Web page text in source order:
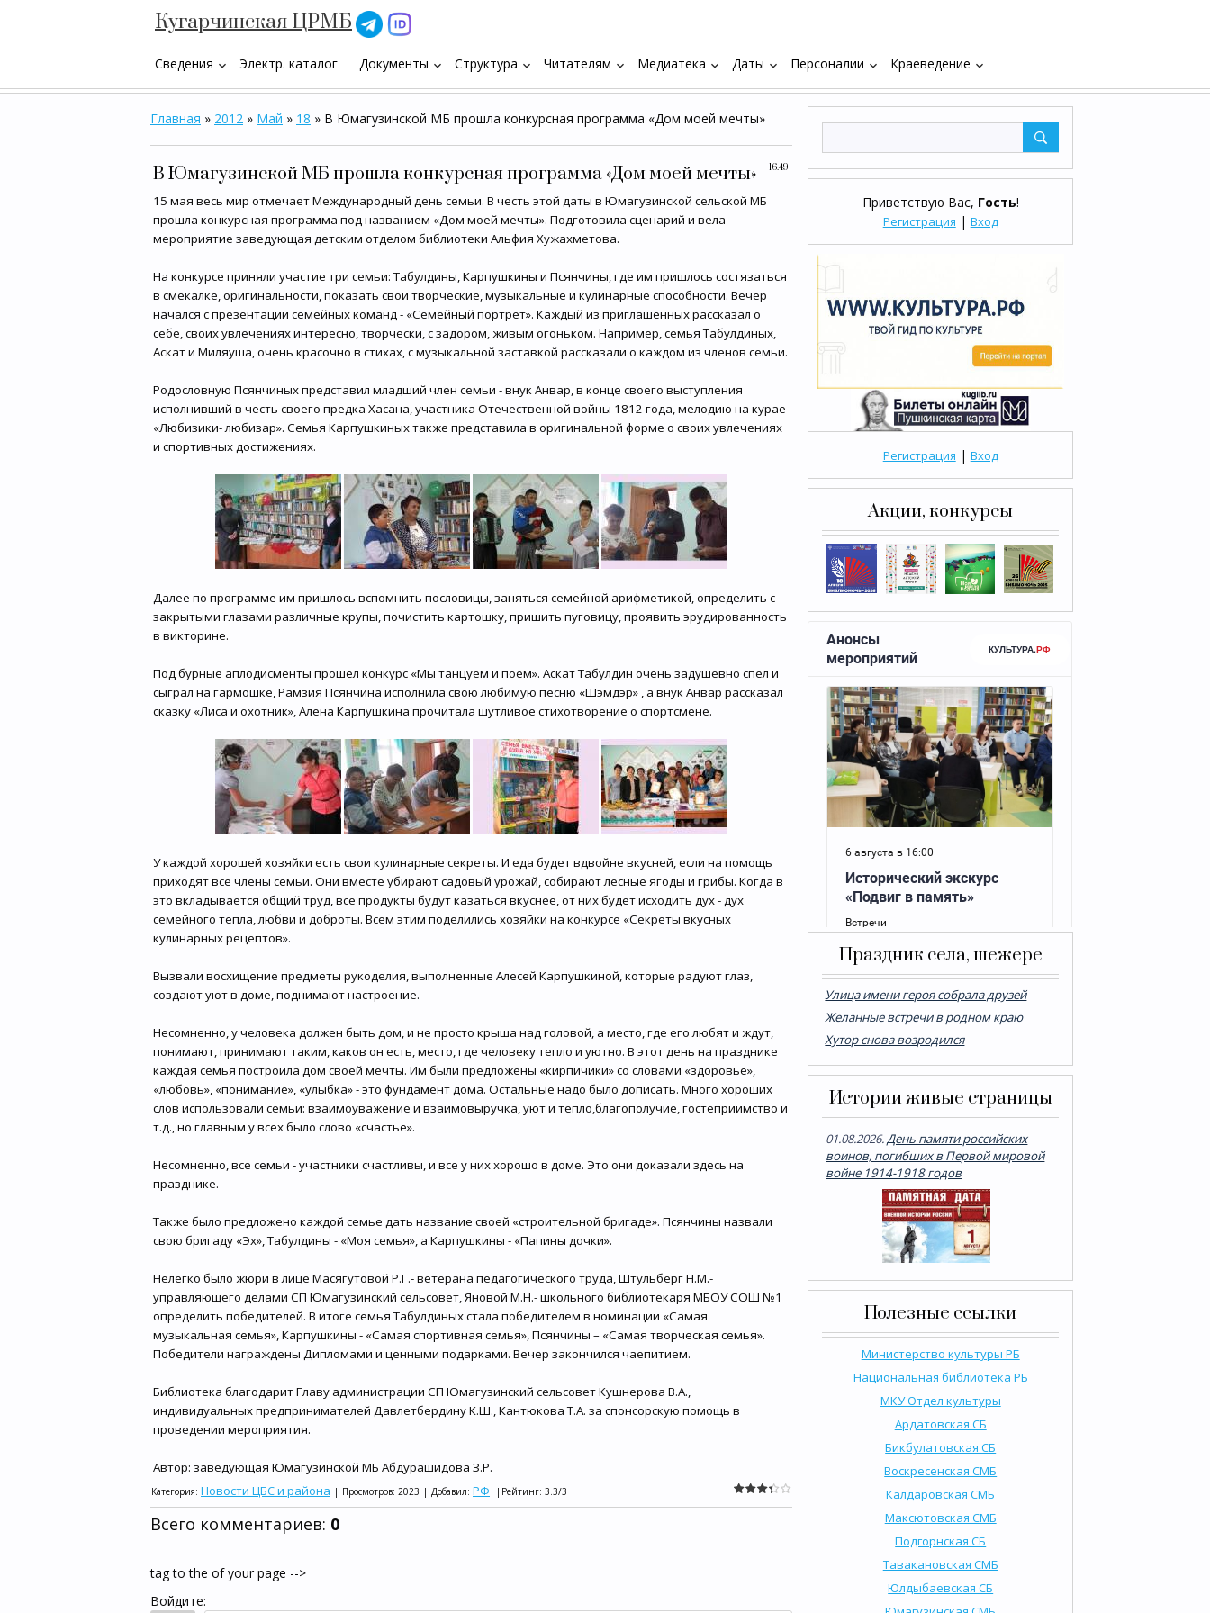
Кугарчинская ЦРМБ
Сведения keyboard_arrow_down Электр. каталог Документы keyboard_arrow_down Структура keyboard_arrow_down Читателям keyboard_arrow_down Медиатека keyboard_arrow_down Даты keyboard_arrow_down Персоналии keyboard_arrow_down Краеведение keyboard_arrow_down
Приветствую Вас, Гость!
Регистрация | Вход
Регистрация | Вход
Акции, конкурсы
Праздник села, шежере
Улица имени героя собрала друзей
Желанные встречи в родном краю
Хутор снова возродился
Истории живые страницы
01.08.2026.День памяти российских
воинов, погибших в Первой мировой
войне 1914-1918 годов
Полезные ссылки
Министерство культуры РБ
Национальная библиотека РБ
МКУ Отдел культуры
Ардатовская СБ
Бикбулатовская СБ
Воскресенская СМБ
Калдаровская СМБ
Максютовская СМБ
Подгорнская СБ
Тавакановская СМБ
Юлдыбаевская СБ
Главная » 2012 » Май » 18 » В Юмагузинской МБ прошла конкурсная программа «Дом моей мечты»
16:49
В Юмагузинской МБ прошла конкурсная программа «Дом моей мечты»
15 мая весь мир отмечает Международный день семьи. В честь этой даты в Юмагузинской сельской МБ
прошла конкурсная программа под названием «Дом моей мечты». Подготовила сценарий и вела
мероприятие заведующая детским отделом библиотеки Альфия Хужахметова.
На конкурсе приняли участие три семьи: Табулдины, Карпушкины и Псянчины, где им пришлось состязаться
в смекалке, оригинальности, показать свои творческие, музыкальные и кулинарные способности. Вечер
начался с презентации семейных команд - «Семейный портрет». Каждый из приглашенных рассказал о
себе, своих увлечениях интересно, творчески, с задором, живым огоньком. Например, семья Табулдиных,
Аскат и Миляуша, очень красочно в стихах, с музыкальной заставкой рассказали о каждом из членов семьи.
Родословную Псянчиных представил младший член семьи - внук Анвар, в конце своего выступления
исполнивший в честь своего предка Хасана, участника Отечественной войны 1812 года, мелодию на курае
«Любизики- любизар». Семья Карпушкиных также представила в оригинальной форме о своих увлечениях
и спортивных достижениях.
Далее по программе им пришлось вспомнить пословицы, заняться семейной арифметикой, определить с
закрытыми глазами различные крупы, почистить картошку, пришить пуговицу, проявить эрудированность
в викторине.
Под бурные аплодисменты прошел конкурс «Мы танцуем и поем». Аскат Табулдин очень задушевно спел и
сыграл на гармошке, Рамзия Псянчина исполнила свою любимую песню «Шэмдэр» , а внук Анвар рассказал
сказку «Лиса и охотник», Алена Карпушкина прочитала шутливое стихотворение о спортсмене.
У каждой хорошей хозяйки есть свои кулинарные секреты. И еда будет вдвойне вкусней, если на помощь
приходят все члены семьи. Они вместе убирают садовый урожай, собирают лесные ягоды и грибы. Когда в
это вкладывается общий труд, все продукты будут казаться вкуснее, от них будет исходить дух - дух
семейного тепла, любви и доброты. Всем этим поделились хозяйки на конкурсе «Секреты вкусных
кулинарных рецептов».
Вызвали восхищение предметы рукоделия, выполненные Алесей Карпушкиной, которые радуют глаз,
создают уют в доме, поднимают настроение.
Несомненно, у человека должен быть дом, и не просто крыша над головой, а место, где его любят и ждут,
понимают, принимают таким, каков он есть, место, где человеку тепло и уютно. В этот день на празднике
каждая семья построила дом своей мечты. Им были предложены «кирпичики» со словами «здоровье»,
«любовь», «понимание», «улыбка» - это фундамент дома. Остальные надо было дописать. Много хороших
слов использовали семьи: взаимоуважение и взаимовыручка, уют и тепло,благополучие, гостеприимство и
т.д., но главным у всех было слово «счастье».
Несомненно, все семьи - участники счастливы, и все у них хорошо в доме. Это они доказали здесь на
празднике.
Также было предложено каждой семье дать название своей «строительной бригаде». Псянчины назвали
свою бригаду «Эх», Табулдины - «Моя семья», а Карпушкины - «Папины дочки».
Нелегко было жюри в лице Масягутовой Р.Г.- ветерана педагогического труда, Штульберг Н.М.-
управляющего делами СП Юмагузинский сельсовет, Яновой М.Н.- школьного библиотекаря МБОУ СОШ №1
определить победителей. В итоге семья Табулдиных стала победителем в номинации «Самая
музыкальная семья», Карпушкины - «Самая спортивная семья», Псянчины – «Самая творческая семья».
Победители награждены Дипломами и ценными подарками. Вечер закончился чаепитием.
Библиотека благодарит Главу администрации СП Юмагузинский сельсовет Кушнерова В.А.,
индивидуальных предпринимателей Давлетбердину К.Ш., Кантюкова Т.А. за спонсорскую помощь в
проведении мероприятия.
Автор: заведующая Юмагузинской МБ Абдурашидова З.Р.
Категория: Новости ЦБС и района | Просмотров: 2023 | Добавил: РФ | Рейтинг: 3.3/3
Всего комментариев: 0
tag to the of your page -->
Войдите: